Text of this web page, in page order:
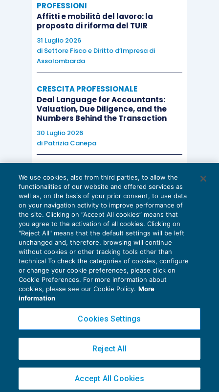
PROFESSIONI
Affitti e mobilità del lavoro: la
proposta di riforma del TUIR
31 Luglio 2026
di Settore Fisco e Diritto d’Impresa di
Assolombarda
CRESCITA PROFESSIONALE
Deal Language for Accountants:
Valuation, Due Diligence, and the
Numbers Behind the Transaction
30 Luglio 2026
di Patrizia Canepa
EU AI Act e studi professionali: le
scadenze concrete
27 Luglio 2026
di Diego BarberieStefano Dovier
Privacy Policy
Cookie Policy
Copyright 2016 ©Gruppo Euroconference S.p.A.v2.32.2
Piazza Luigi Einaudi, 10N01 - 20124 Milano - info@ecnews.it
02776120236
We use cookies, also from third parties, to allow the
functionalities of our website and offered services as
well as, on the basis of your prior consent, to use data
on your navigation activity to improve performance of
the site. Clicking on “Accept All cookies” means that
you agree to the activation of all cookies. Clicking on
"Reject All" means that the default settings will be left
unchanged and, therefore, browsing will continue
without cookies or other tracking tools other than
technical To check the categories of cookies, configure
or change your cookie preferences, please click on
Cookie Preferences. For more information about
cookies, please see our Cookie Policy. More
information
Cookies Settings
Reject All
Accept All Cookies